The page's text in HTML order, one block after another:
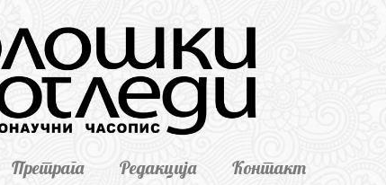
Претрага Редакција Контакт